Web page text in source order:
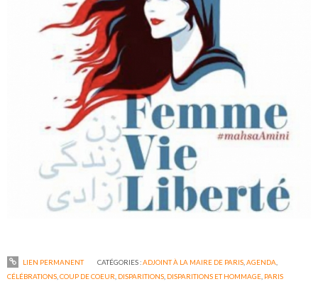
LIEN PERMANENT CATÉGORIES :ADJOINT À LA MAIRE DE PARIS, AGENDA
CÉLÉBRATIONS ,COUP DE COEUR DISPARITIONS DISPARITIONS ET HOMMAGE PARIS